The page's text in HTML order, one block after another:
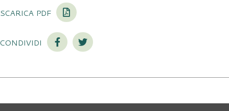
scarica pdf
condividi